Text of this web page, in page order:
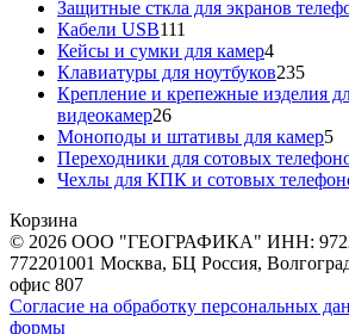
Защитные сткла для экранов
Кабели USB111
товаров
Кейсы и сумки для камер44
товара
Клавиатуры для ноутбуков235235
Крепление и крепежные изделия
видеокамер2626
товаров
Моноподы и штативы для камер55
Переходники для сотовых
Чехлы для КПК и сотовых
Корзина
© 2026 ООО "ГЕОГРАФИКА" ИНН:
772201001 Москва, БЦ Россия,
офис 807
Согласие на обработку персональных
формы